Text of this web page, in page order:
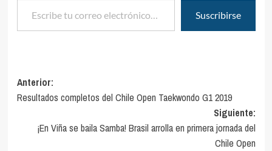
Suscribirse
Navegación
de
entradas
Anterior:
Resultados completos del Chile Open Taekwondo G1 2019
Siguiente:
¡En Viña se baila Samba! Brasil arrolla en primera jornada del
Chile Open